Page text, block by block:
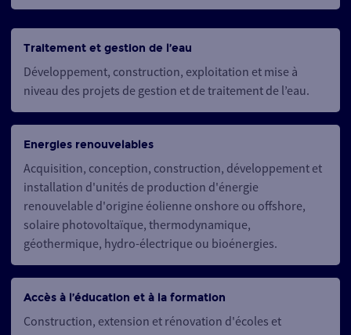
Traitement et gestion de l’eau
Développement, construction, exploitation et mise à
niveau des projets de gestion et de traitement de l’eau.
Energies renouvelables
Acquisition, conception, construction, développement et
installation d'unités de production d'énergie
renouvelable d'origine éolienne onshore ou offshore,
solaire photovoltaïque, thermodynamique,
géothermique, hydro-électrique ou bioénergies.
Accès à l’éducation et à la formation
Construction, extension et rénovation d'écoles et